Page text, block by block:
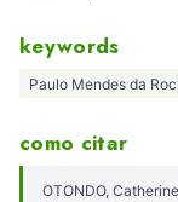
keywords
Paulo Mendes da
como citar
OTONDO,